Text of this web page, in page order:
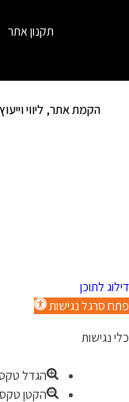
תקנון אתר
הקמת אתר, ליווי
דילוג לתוכן
פתח סרגל נגישות
כלי נגישות
הגדל
הקטן